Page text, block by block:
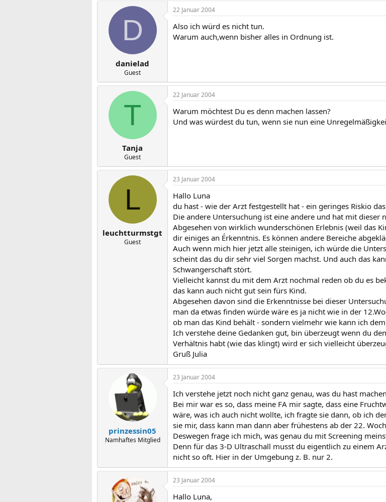
D
danielad
Guest
22 Januar 2004
Also ich würd es nicht tun.
Warum auch,wenn bisher alles in Ordnung ist.
T
Tanja
Guest
22 Januar 2004
Warum möchtest Du es denn machen lassen?
Und was würdest du tun, wenn sie nun eine
L
leuchtturmstgt
Guest
23 Januar 2004
Hallo Luna
du hast - wie der Arzt festgestellt hat - ein geringes Riskio
Die andere Untersuchung ist eine andere und hat mit dieser
Abgesehen von wirklich wunderschönen Erlebnis (weil das
dir einiges an Érkenntnis. Es können andere Bereiche
Auch wenn mich hier jetzt alle steinigen, ich würde die
scheint das du dir sehr viel Sorgen machst. Und auch das
Schwangerschaft stört.
Vielleicht kannst du mit dem Arzt nochmal reden ob du es
das kann auch nicht gut sein fürs Kind.
Abgesehen davon sind die Erkenntnisse bei dieser
man da etwas finden würde wäre es ja nicht wie in der
ob man das Kind behält - sondern vielmehr wie kann ich
Ich verstehe deine Gedanken gut, bin überzeugt wenn du
Verhältnis habt (wie das klingt) wird er sich vielleicht
Gruß Julia
prinzessin05
Namhaftes Mitglied
23 Januar 2004
Ich verstehe jetzt noch nicht ganz genau, was du hast
Bei mir war es so, dass meine FA mir sagte, dass eine
wäre, was ich auch nicht wollte, ich fragte sie dann, ob ich
sie mir, dass kann man dann aber frühestens ab der 22.
Deswegen frage ich mich, was genau du mit Screening
Denn für das 3-D Ultraschall musst du eigentlich zu einem
nicht so oft. Hier in der Umgebung z. B. nur 2.
23 Januar 2004
Hallo Luna,